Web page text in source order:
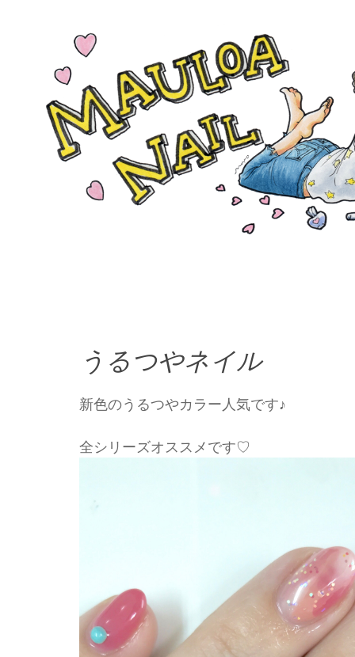
コンテンツへスキップ
うるつやネイル
新色のうるつやカラー人気です♪
全シリーズオススメです♡